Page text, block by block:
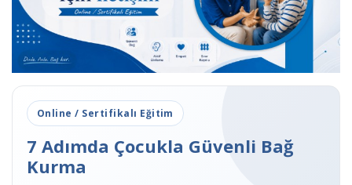
Online / Sertifikalı Eğitim
7 Adımda Çocukla Güvenli Bağ
Kurma